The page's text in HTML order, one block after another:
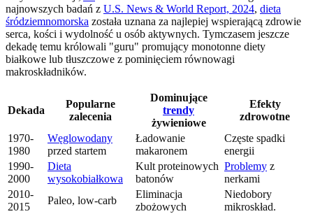
najnowszych badań z U.S. News & World Report, 2024, dieta
śródziemnomorska została uznana za najlepiej wspierającą zdrowie
serca, kości i wydolność u osób aktywnych. Tymczasem jeszcze
dekadę temu królowali "guru" promujący monotonne diety
białkowe lub tłuszczowe z pominięciem równowagi
makroskładników.
Dekada
Popularne
zalecenia
Dominujące
trendy
żywieniowe
Efekty
zdrowotne
1970-
1980
Węglowodany
przed startem
Ładowanie
makaronem
Częste spadki
energii
1990-
2000
Dieta
wysokobiałkowa
Kult proteinowych
batonów
Problemy z
nerkami
2010-
2015
Paleo, low-carb
Eliminacja
zbożowych
Niedobory
mikroskład.